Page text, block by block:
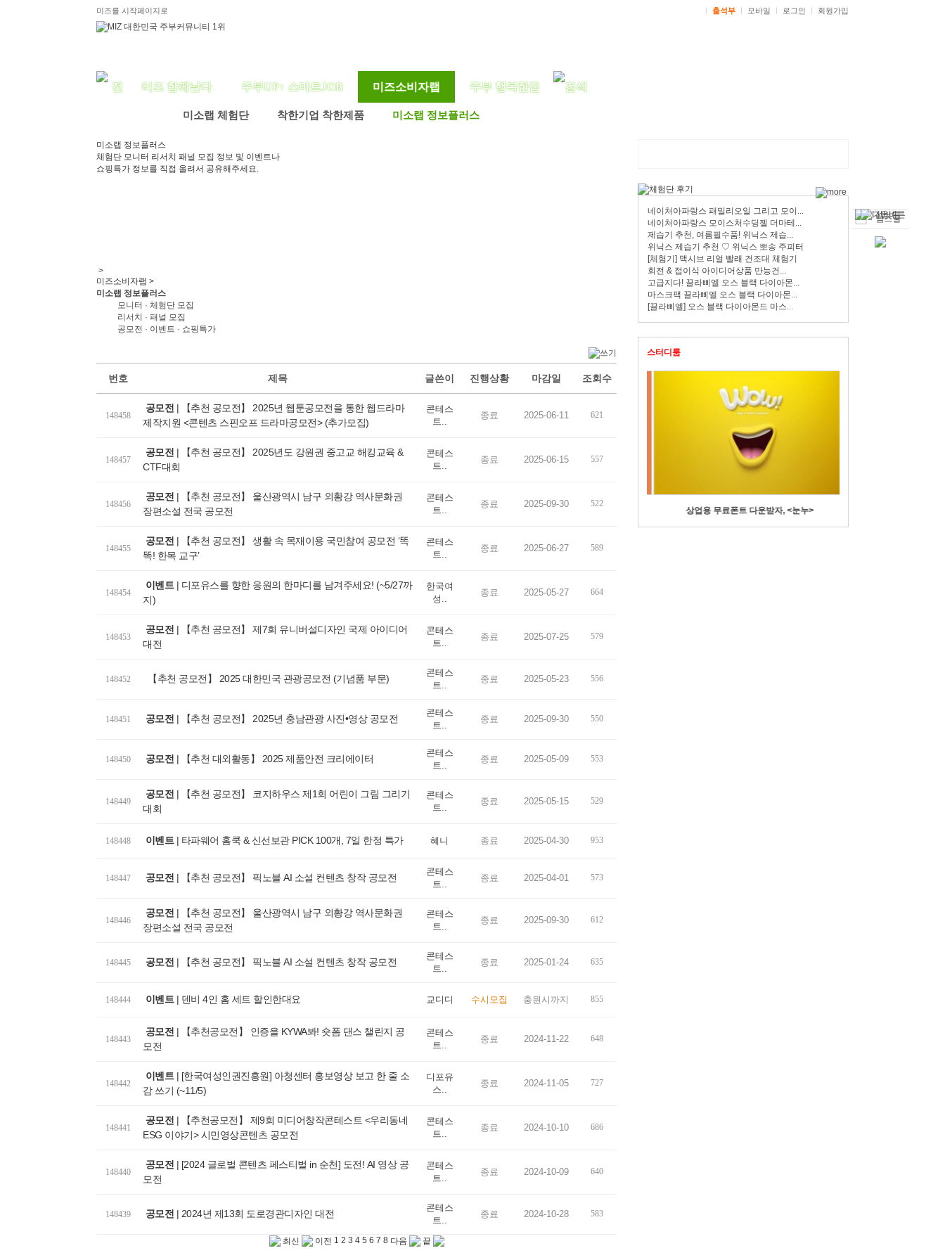
미즈를 시작페이지로 출석부 모바일 로그인 회원가입
미즈 함께날다 주부UP↑ 스마트JOB 미즈소비자랩 주부 행복한집
미소랩 체험단 착한기업 착한제품 미소랩 정보플러스
미소랩 정보플러스
체험단 모니터 리서치 패널 모집 정보 및 이벤트나
쇼핑특가 정보를 직접 올려서 공유해주세요.
>
미즈소비자랩 >
미소랩 정보플러스
모니터 · 체험단 모집
리서치 · 패널 모집
공모전 · 이벤트 · 쇼핑특가
번호 제목 글쓴이 진행상황 마감일 조회수
148458
공모전 |
【추천 공모전】 2025년 웹툰공모전을 통한 웹드라마
제작지원 <콘텐츠 스핀오프 드라마공모전> (추가모집)
콘테스
트..
종료 2025-06-11 621
148457
공모전 |
【추천 공모전】 2025년도 강원권 중고교 해킹교육 &
CTF대회
콘테스
트..
종료 2025-06-15 557
148456
공모전 |
【추천 공모전】 울산광역시 남구 외황강 역사문화권
장편소설 전국 공모전
콘테스
트..
종료 2025-09-30 522
148455
공모전 |
【추천 공모전】 생활 속 목재이용 국민참여 공모전 ‘똑
똑! 한목 교구’
콘테스
트..
종료 2025-06-27 589
148454
이벤트| 디포유스를 향한 응원의 한마디를 남겨주세요! (~5/27까
지)
한국여
성..
종료 2025-05-27 664
148453
공모전 |
【추천 공모전】 제7회 유니버설디자인 국제 아이디어
대전
콘테스
트..
종료 2025-07-25 579
148452 【추천 공모전】 2025 대한민국 관광공모전 (기념품 부문)
콘테스
트..
종료 2025-05-23 556
148451 공모전 | 【추천 공모전】 2025년 충남관광 사진•영상 공모전
콘테스
트..
종료 2025-09-30 550
148450 공모전 | 【추천 대외활동】 2025 제품안전 크리에이터
콘테스
트..
종료 2025-05-09 553
148449
공모전 |
【추천 공모전】 코지하우스 제1회 어린이 그림 그리기
대회
콘테스
트..
종료 2025-05-15 529
148448 이벤트| 타파웨어 홈쿡 & 신선보관 PICK 100개, 7일 한정 특가 혜니 종료 2025-04-30 953
148447 공모전 | 【추천 공모전】 픽노블 AI 소설 컨텐츠 창작 공모전
콘테스
트..
종료 2025-04-01 573
148446
공모전 |
【추천 공모전】 울산광역시 남구 외황강 역사문화권
장편소설 전국 공모전
콘테스
트..
종료 2025-09-30 612
148445 공모전 | 【추천 공모전】 픽노블 AI 소설 컨텐츠 창작 공모전
콘테스
트..
종료 2025-01-24 635
148444 이벤트| 덴비 4인 홈 세트 할인한대요 교디디 수시모집 충원시까지 855
148443
공모전 |
【추천공모전】 인증을 KYWA봐! 숏폼 댄스 챌린지 공
모전
콘테스
트..
종료 2024-11-22 648
148442
이벤트| [한국여성인권진흥원] 아청센터 홍보영상 보고 한 줄 소
감 쓰기 (~11/5)
디포유
스..
종료 2024-11-05 727
148441
공모전 |
【추천공모전】 제9회 미디어창작콘테스트 <우리동네
ESG 이야기> 시민영상콘텐츠 공모전
콘테스
트..
종료 2024-10-10 686
148440
공모전 | [2024 글로벌 콘텐츠 페스티벌 in 순천] 도전! AI 영상 공
모전
콘테스
트..
종료 2024-10-09 640
148439 공모전 | 2024년 제13회 도로경관디자인 대전
콘테스
트..
종료 2024-10-28 583
최신 이전 1 2 3 4 5 6 7 8 다음 끝
네이처아파랑스 패밀리오일 그리고 모이...
네이처아파랑스 모이스처수딩젤 더마테...
제습기 추천, 여름필수품! 위닉스 제습...
위닉스 제습기 추천 ♡ 위닉스 뽀송 주피터
[체험기] 맥시브 리얼 빨래 건조대 체험기
회전 & 접이식 아이디어상품 만능건...
고급지다! 끌라삐엘 오스 블랙 다이아몬...
마스크팩 끌라삐엘 오스 블랙 다이아몬...
[끌라삐엘] 오스 블랙 다이아몬드 마스...
스터디룸
3040 여성, 구직활동부터 취업, 고용 안.. 상업용 무료폰트 다운받자, <눈누>